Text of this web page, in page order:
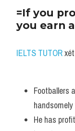
=If you
you earn
IELTS TUTOR
Footballers
He has